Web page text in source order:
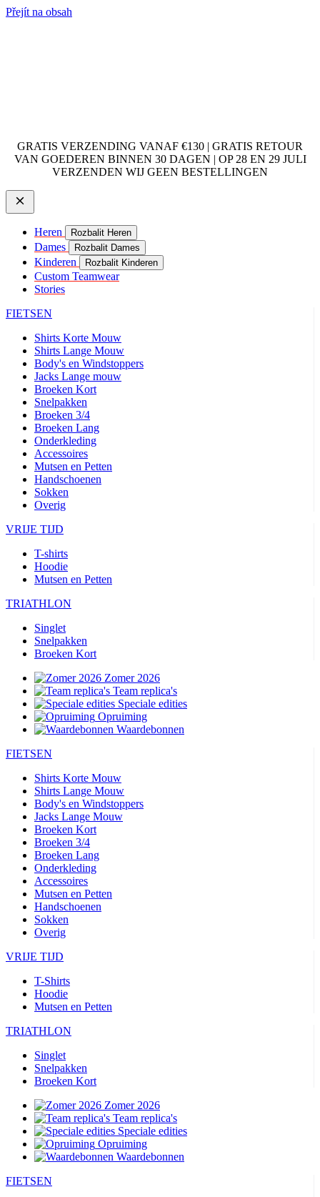
Přejít na obsah
GRATIS VERZENDING VANAF €130 | GRATIS RETOUR
VAN GOEDEREN BINNEN 30 DAGEN | OP 28 EN 29 JULI
VERZENDEN WIJ GEEN BESTELLINGEN
Heren Rozbalit Heren
Dames Rozbalit Dames
Kinderen Rozbalit Kinderen
Custom Teamwear
Stories
FIETSEN
Shirts Korte Mouw
Shirts Lange Mouw
Body's en Windstoppers
Jacks Lange mouw
Broeken Kort
Snelpakken
Broeken 3/4
Broeken Lang
Onderkleding
Accessoires
Mutsen en Petten
Handschoenen
Sokken
Overig
VRIJE TIJD
T-shirts
Hoodie
Mutsen en Petten
TRIATHLON
Singlet
Snelpakken
Broeken Kort
Zomer 2026
Team replica's
Speciale edities
Opruiming
Waardebonnen
FIETSEN
Shirts Korte Mouw
Shirts Lange Mouw
Body's en Windstoppers
Jacks Lange Mouw
Broeken Kort
Broeken 3/4
Broeken Lang
Onderkleding
Accessoires
Mutsen en Petten
Handschoenen
Sokken
Overig
VRIJE TIJD
T-Shirts
Hoodie
Mutsen en Petten
TRIATHLON
Singlet
Snelpakken
Broeken Kort
Zomer 2026
Team replica's
Speciale edities
Opruiming
Waardebonnen
FIETSEN